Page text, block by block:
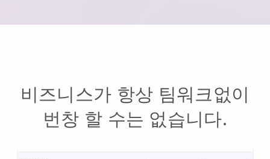
비즈니스가 항상 팀워크없이
번창 할 수는 없습니다.